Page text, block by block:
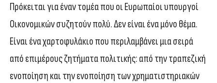
Πρόκειται για έναν τομέα που οι Ευρωπαίοι υπουργοί
Οικονομικών συζητούν πολύ. Δεν είναι ένα μόνο θέμα.
Είναι ένα χαρτοφυλάκιο που περιλαμβάνει μια σειρά
από επιμέρους ζητήματα πολιτικής: από την τραπεζική
ενοποίηση και την ενοποίηση των χρηματιστηριακών